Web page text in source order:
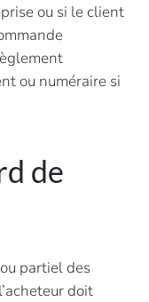
ou si le client
ou numéraire si
de
partiel des
doit